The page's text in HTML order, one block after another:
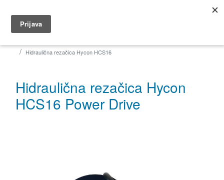
Hidraulična rezačica Hycon HCS16
Hidraulična rezačica Hycon
HCS16 Power Drive